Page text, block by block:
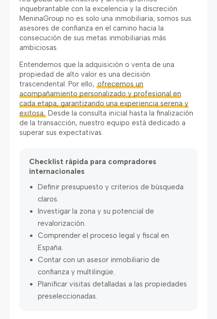
inquebrantable con la excelencia y la discreción.
MeninaGroup no es solo una inmobiliaria; somos sus
asesores de confianza en el camino hacia la
consecución de sus metas inmobiliarias más
ambiciosas.
Entendemos que la adquisición o venta de una
propiedad de alto valor es una decisión
trascendental. Por ello, ofrecemos un
acompañamiento personalizado y profesional en
cada etapa, garantizando una experiencia serena y
exitosa. Desde la consulta inicial hasta la finalización
de la transacción, nuestro equipo está dedicado a
superar sus expectativas.
Checklist rápida para compradores
internacionales
Definir presupuesto y criterios de búsqueda
claros.
Investigar la zona y su potencial de
revalorización.
Comprender el proceso legal y fiscal en
España.
Contar con un asesor inmobiliario de
confianza y multilingüe.
Planificar visitas detalladas a las propiedades
preseleccionadas.